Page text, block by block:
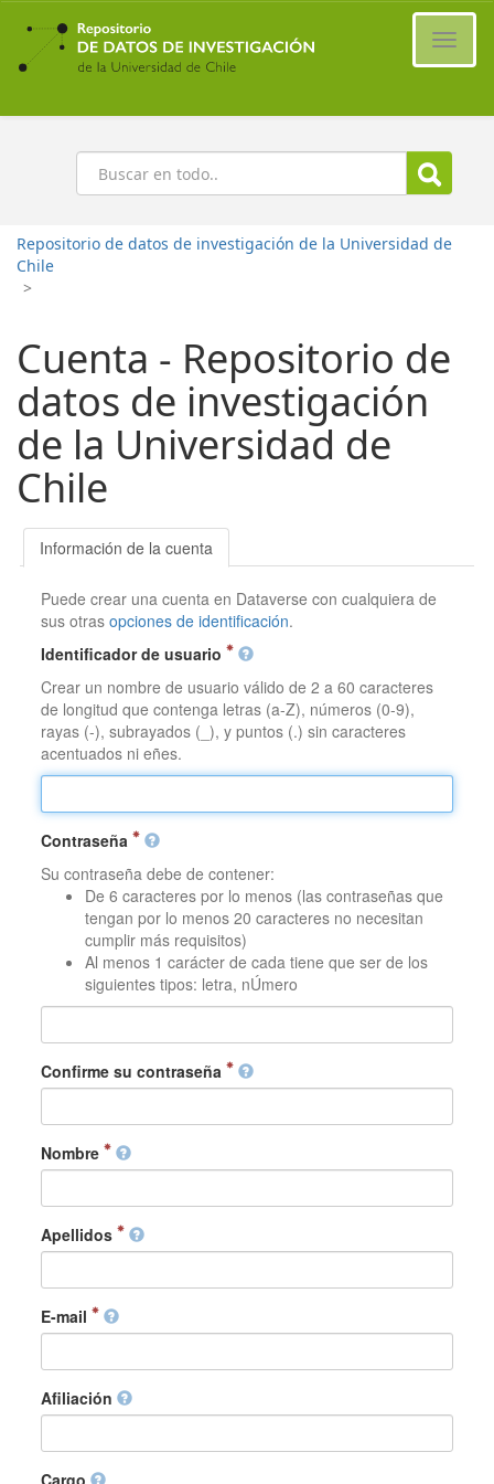
Ir
contenido
principal
Buscar
Repositorio de datos de investigación de la Universidad de
Chile
>
Cuenta - Repositorio de
datos de investigación
de la Universidad de
Chile
Información de la cuenta
Puede crear una cuenta en Dataverse con cualquiera de
sus otrasopciones de identificación.
Identificador de usuario
Crear un nombre de usuario válido de 2 a 60 caracteres
de longitud que contenga letras (a-Z), números (0-9),
rayas (-), subrayados (_), y puntos (.) sin caracteres
acentuados ni eñes.
Contraseña
Su contraseña debe de contener:
De 6 caracteres por lo menos (las contraseñas que
tengan por lo menos 20 caracteres no necesitan
cumplir más requisitos)
Al menos 1 carácter de cada tiene que ser de los
siguientes tipos: letra, nÚmero
Confirme su contraseña
Nombre
Apellidos
E-mail
Afiliación
Cargo